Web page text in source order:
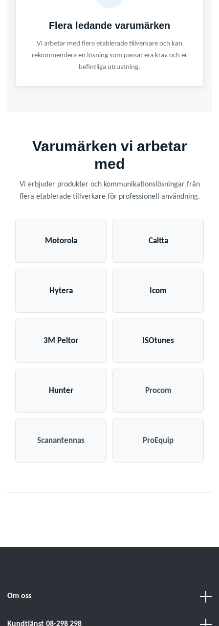
Flera ledande varumärken
Vi arbetar med flera etablerade tillverkare och kan
rekommendera en lösning som passar era krav och er
befintliga utrustning.
Varumärken vi arbetar
med
Vi erbjuder produkter och kommunikationslösningar från
flera etablerade tillverkare för professionell användning.
Motorola Caltta
Hytera Icom
3M Peltor ISOtunes
Hunter Procom
Scanantennas ProEquip
Om oss
Kundtjänst 08-298 298